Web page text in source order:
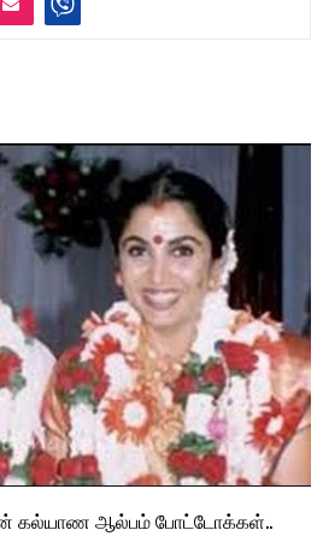
கல்யாண ஆல்பம் போட்டோக்கள்..